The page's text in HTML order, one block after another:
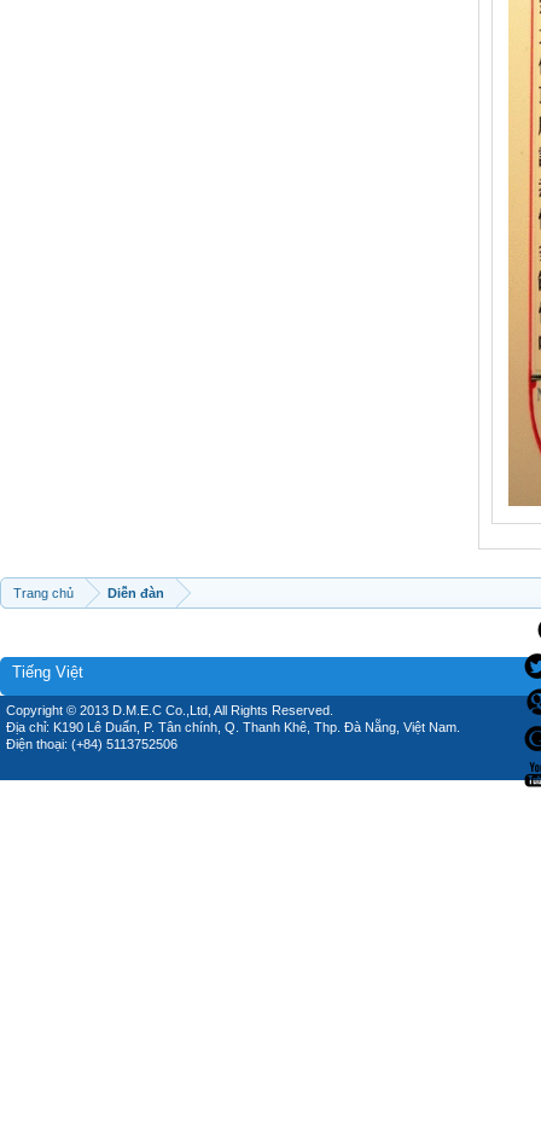
Trang chủ Diễn đàn
Tiếng Việt
Copyright © 2013 D.M.E.C Co.,Ltd, All Rights Reserved.
Địa chỉ: K190 Lê Duẩn, P. Tân chính, Q. Thanh Khê, Thp. Đà Nẵng, Việt Nam.
Điện thoại: (+84) 5113752506